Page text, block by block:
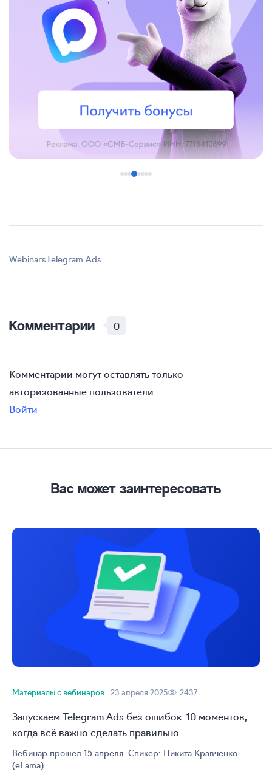
WebinarsTelegram Ads
Комментарии 0
Комментарии могут оставлять только
авторизованные пользователи.
Войти
Вас может заинтересовать
Материалы с вебинаров 23 апреля 2025 2437
Запускаем Telegram Ads без ошибок: 10 моментов,
когда всё важно сделать правильно
Вебинар прошел 15 апреля. Спикер: Никита Кравченко
(eLama)